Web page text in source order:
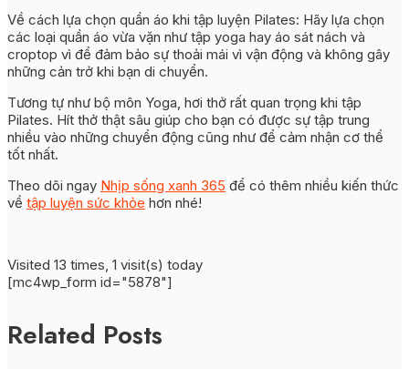
Về cách lựa chọn quần áo khi tập luyện Pilates: Hãy lựa chọn
các loại quần áo vừa vặn như tập yoga hay áo sát nách và
croptop vì để đảm bảo sự thoải mái vì vận động và không gây
những cản trở khi bạn di chuyển.
Tương tự như bộ môn Yoga, hơi thở rất quan trọng khi tập
Pilates. Hít thở thật sâu giúp cho bạn có được sự tập trung
nhiều vào những chuyển động cũng như để cảm nhận cơ thể
tốt nhất.
Theo dõi ngay Nhịp sống xanh 365 để có thêm nhiều kiến thức
về tập luyện sức khỏe hơn nhé!
Visited 13 times, 1 visit(s) today
[mc4wp_form id="5878"]
Related Posts